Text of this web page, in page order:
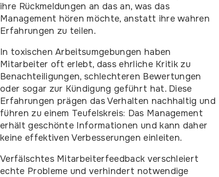
ihre Rückmeldungen an das an, was das
Management hören möchte, anstatt ihre wahren
Erfahrungen zu teilen.
In toxischen Arbeitsumgebungen haben
Mitarbeiter oft erlebt, dass ehrliche Kritik zu
Benachteiligungen, schlechteren Bewertungen
oder sogar zur Kündigung geführt hat. Diese
Erfahrungen prägen das Verhalten nachhaltig und
führen zu einem Teufelskreis: Das Management
erhält geschönte Informationen und kann daher
keine effektiven Verbesserungen einleiten.
Verfälschtes Mitarbeiterfeedback verschleiert
echte Probleme und verhindert notwendige